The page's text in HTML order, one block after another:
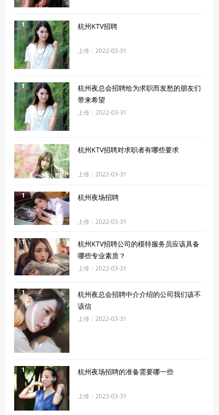
1 杭州KTV招聘
上传：2022-03-31
1
杭州夜总会招聘给为求职而发愁的朋友们
带来希望
上传：2022-03-31
1 杭州KTV招聘对求职者有哪些要求
上传：2022-03-31
1 杭州夜场招聘
上传：2022-03-31
1
杭州KTV招聘公司的模特服务员应该具备
哪些专业素质？
上传：2022-03-31
1
杭州夜总会招聘中介介绍的公司我们该不
该信
上传：2022-03-31
1 杭州夜场招聘的准备需要哪一些
上传：2022-03-31